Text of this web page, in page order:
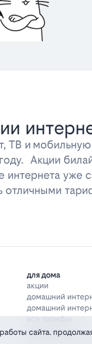
ТВ и
Акции
уже
отличными
для дома
акции
домашний
домашний
все тарифы
оборудование
сайта.